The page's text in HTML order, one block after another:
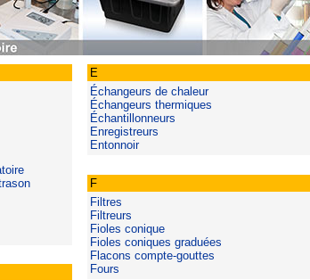
E
Échangeurs de chaleur
Échangeurs thermiques
Échantillonneurs
Enregistreurs
Entonnoir
F
Filtres
Filtreurs
Fioles conique
Fioles coniques graduées
Flacons compte-gouttes
Fours